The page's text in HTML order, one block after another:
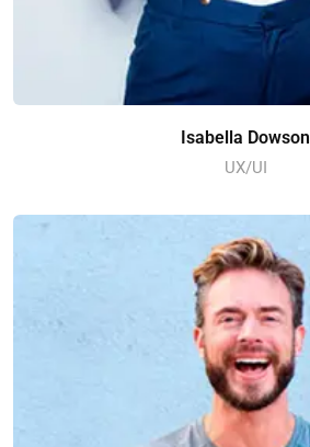
Isabella Dowson
UX/UI